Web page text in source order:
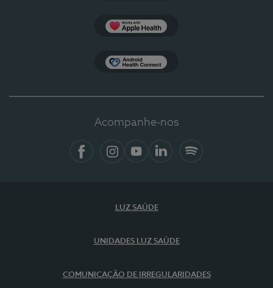
Acompanhe-nos
LUZ SAÚDE
UNIDADES LUZ SAÚDE
COMUNICAÇÃO DE IRREGULARIDADES